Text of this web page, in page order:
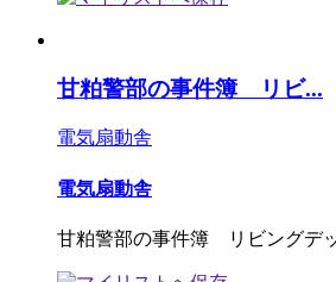
甘粕警部の事件簿 リビ...
電気扇動舎
電気扇動舎
甘粕警部の事件簿 リビングデ